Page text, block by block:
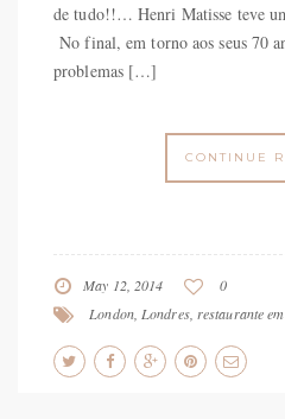
de tudo!!… Henri Matisse teve
No final, em torno aos seus 70
problemas […]
CONTINUE
May 12, 2014
0
London, Londres, restaurante